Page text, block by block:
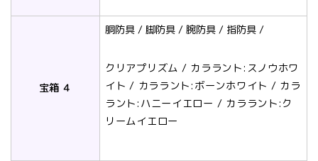
宝箱 ４
胴防具 / 脚防具 / 腕防具 / 指防具 /
クリアプリズム / カララント:スノウホワ
イト / カララント:ボーンホワイト / カラ
ラント:ハニーイエロー / カララント:ク
リームイエロー